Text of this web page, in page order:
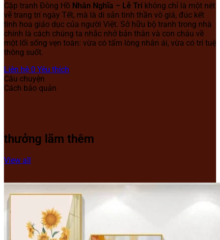
Cặp tranh Đông Hồ Nhân Nghĩa – Lễ Trí không chỉ là một nét
vẽ trang trí ngày Tết, mà là di sản tinh thần vô giá, đúc kết
tinh hoa giáo dục của người Việt. Sở hữu bộ tranh trong nhà
chính là cách chúng ta nhắc nhở bản thân và con cháu về
một lối sống vẹn toàn: vừa có tấm lòng nhân ái, vừa có trí tuệ
thông suốt.
Liên hệ 0 Yêu thích
Câu chuyện
Cách bảo quản
thưởng lãm thêm
View all